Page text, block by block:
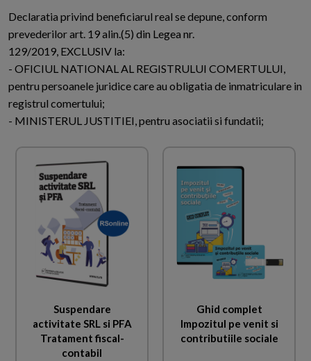
Declaratia privind beneficiarul real se depune, conform
prevederilor art. 19 alin.(5) din Legea nr.
129/2019, EXCLUSIV la:
- OFICIUL NATIONAL AL REGISTRULUI COMERTULUI,
pentru persoanele juridice care au obligatia de inmatriculare in
registrul comertului;
- MINISTERUL JUSTITIEI, pentru asociatii si fundatii;
Suspendare
activitate SRL si PFA
Tratament fiscal-
contabil
Ghid complet
Impozitul pe venit si
contributiile sociale